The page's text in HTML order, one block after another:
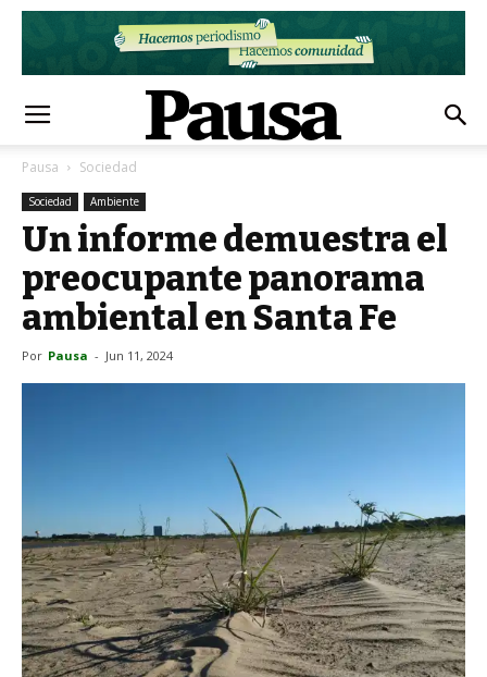
Pausa Sociedad
Sociedad Ambiente
Un informe demuestra el
preocupante panorama
ambiental en Santa Fe
Por Pausa - Jun 11, 2024